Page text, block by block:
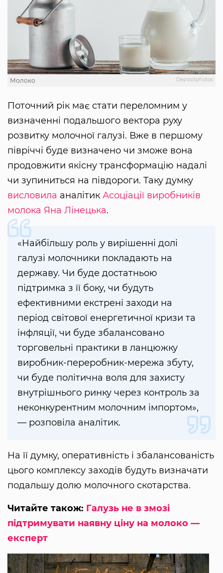
Depositphotos
Молоко
Поточний рік має стати переломним у
визначенні подальшого вектора руху
розвитку молочної галузі. Вже в першому
півріччі буде визначено чи зможе вона
продовжити якісну трансформацію надалі
чи зупиниться на півдороги. Таку думку
висловила аналітик Асоціації виробників
молока Яна Лінецька.
«Найбільшу роль у вирішенні долі
галузі молочники покладають на
державу. Чи буде достатньою
підтримка з її боку, чи будуть
ефективними екстрені заходи на
період світової енергетичної кризи та
інфляції, чи буде збалансовано
торговельні практики в ланцюжку
виробник-переробник-мережа збуту,
чи буде політична воля для захисту
внутрішнього ринку через контроль за
неконкурентним молочним імпортом»,
— розповіла аналітик.
На її думку, оперативність і збалансованість
цього комплексу заходів будуть визначати
подальшу долю молочного скотарства.
Читайте також: Галузь не в змозі
підтримувати наявну ціну на молоко —
експерт